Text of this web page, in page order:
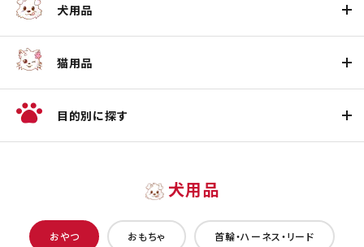
犬用品
猫用品
目的別に探す
犬用品
おやつ おもちゃ 首輪・ハーネス・リード